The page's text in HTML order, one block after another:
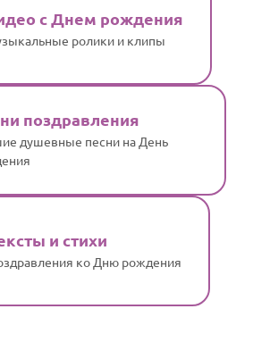
с Днем рождения
ролики и клипы
поздравления
душевные песни на День
и стихи
ко Дню рождения